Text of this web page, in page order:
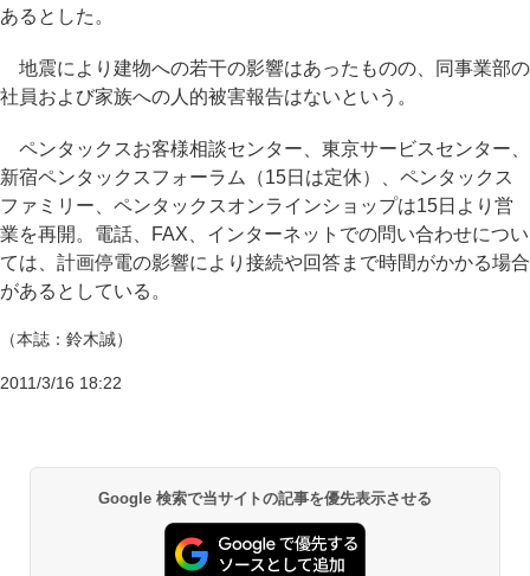
あるとした。
地震により建物への若干の影響はあったものの、同事業部の
社員および家族への人的被害報告はないという。
ペンタックスお客様相談センター、東京サービスセンター、
新宿ペンタックスフォーラム（15日は定休）、ペンタックス
ファミリー、ペンタックスオンラインショップは15日より営
業を再開。電話、FAX、インターネットでの問い合わせについ
ては、計画停電の影響により接続や回答まで時間がかかる場合
があるとしている。
（本誌：鈴木誠）
2011/3/16 18:22
Google 検索で当サイトの記事を優先表示させる